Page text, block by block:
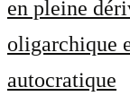
en pleine
oligarchique
autocratique